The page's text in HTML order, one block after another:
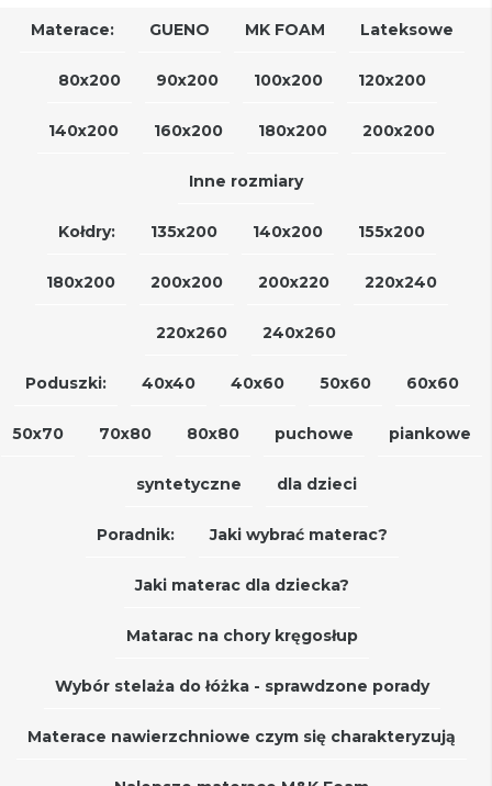
Materace: GUENO MK FOAM Lateksowe
80x200 90x200 100x200 120x200
140x200 160x200 180x200 200x200
Inne rozmiary
Kołdry: 135x200 140x200 155x200
180x200 200x200 200x220 220x240
220x260 240x260
Poduszki: 40x40 40x60 50x60 60x60
50x70 70x80 80x80 puchowe piankowe
syntetyczne dla dzieci
Poradnik: Jaki wybrać materac?
Jaki materac dla dziecka?
Matarac na chory kręgosłup
Wybór stelaża do łóżka - sprawdzone porady
Materace nawierzchniowe czym się charakteryzują